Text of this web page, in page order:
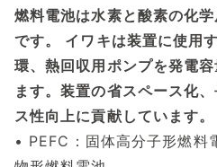
燃料電池は水素と酸素の化
です。 イワキは装置に使用
環、熱回収用ポンプを発電
ます。装置の省スペース化
ス性向上に貢献しています。
• PEFC：固体高分子形燃料